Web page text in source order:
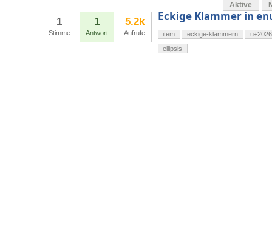
Aktive
1
Stimme
1
Antwort
5.2k
Aufrufe
Eckige Klammer in
item eckige-klammern
u+2026
ellipsis